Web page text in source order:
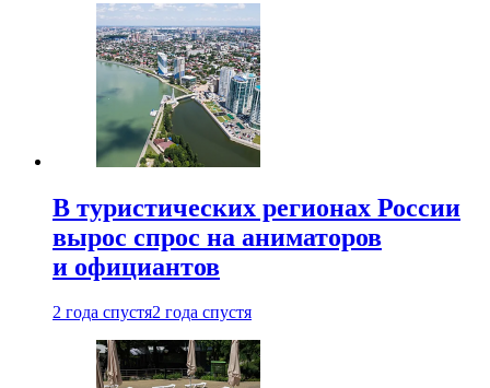
В туристических регионах России
вырос спрос на аниматоров
и официантов
2 года спустя2 года спустя